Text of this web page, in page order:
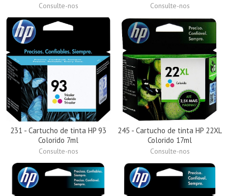
Consulte-nos Consulte-nos
231 - Cartucho de tinta HP 93
Colorido 7ml
Consulte-nos
245 - Cartucho de tinta HP 22XL
Colorido 17ml
Consulte-nos